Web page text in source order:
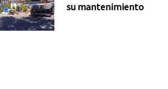
su mantenimiento